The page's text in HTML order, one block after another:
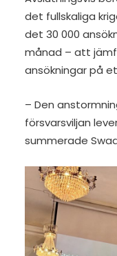
det fullskaliga
det 30 000
månad – att
ansökningar på
– Den
försvarsviljan
summerade